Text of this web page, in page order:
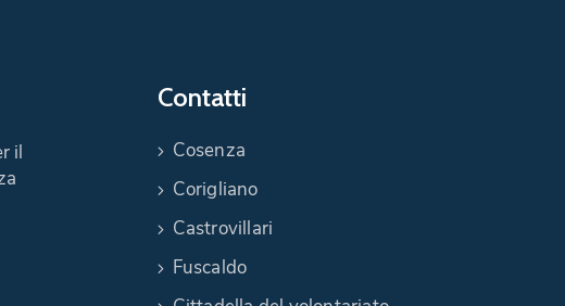
il
Contatti
Cosenza
Corigliano
Castrovillari
Fuscaldo